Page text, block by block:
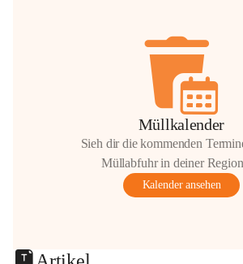
Müllkalender
Sieh dir die kommenden
Müllabfuhr in deiner
Kalender ansehen